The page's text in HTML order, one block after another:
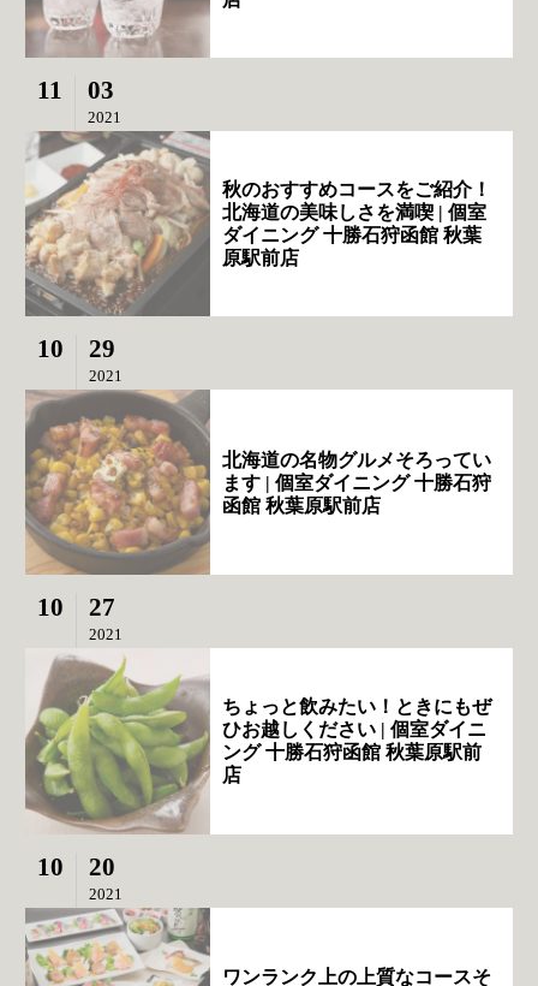
11 03
2021
秋のおすすめコースをご紹介！
北海道の美味しさを満喫 | 個室
ダイニング 十勝石狩函館 秋葉
原駅前店
10 29
2021
北海道の名物グルメそろってい
ます | 個室ダイニング 十勝石狩
函館 秋葉原駅前店
10 27
2021
ちょっと飲みたい！ときにもぜ
ひお越しください | 個室ダイニ
ング 十勝石狩函館 秋葉原駅前
店
10 20
2021
ワンランク上の上質なコースそ